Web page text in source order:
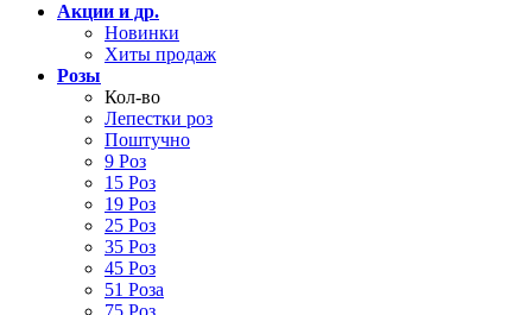
Акции и др.
Новинки
Хиты продаж
Розы
Кол-во
Лепестки роз
Поштучно
9 Роз
15 Роз
19 Роз
25 Роз
35 Роз
45 Роз
51 Роза
75 Роз